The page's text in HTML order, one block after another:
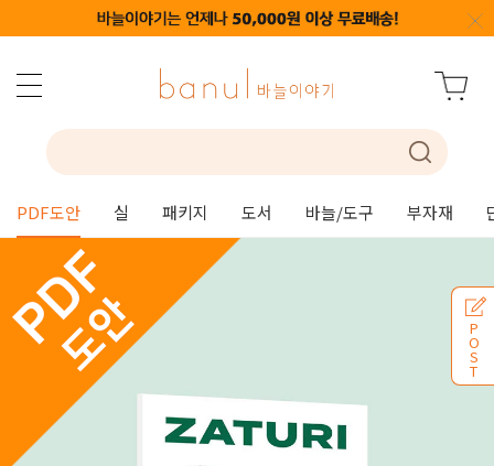
PDF도안 실 패키지 도서 바늘/도구 부자재
P
O
S
T